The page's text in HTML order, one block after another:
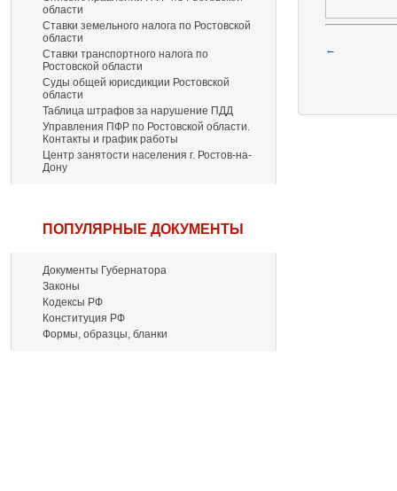
области
Ставки земельного налога по Ростовской
области
Ставки транспортного налога по
Ростовской области
Суды общей юрисдикции Ростовской
области
Таблица штрафов за нарушение ПДД
Управления ПФР по Ростовской области.
Контакты и график работы
Центр занятости населения г. Ростов-на-
Дону
ПОПУЛЯРНЫЕ ДОКУМЕНТЫ
Документы Губернатора
Законы
Кодексы РФ
Конституция РФ
Формы, образцы, бланки
←